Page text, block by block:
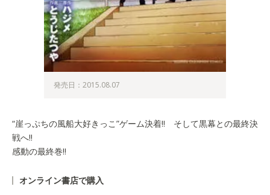
発売日：2015.08.07
“崖っぷちの風船大好きっこ”ゲーム決着!! そして黒幕との最終決
戦へ!!
感動の最終巻!!
オンライン書店で購入